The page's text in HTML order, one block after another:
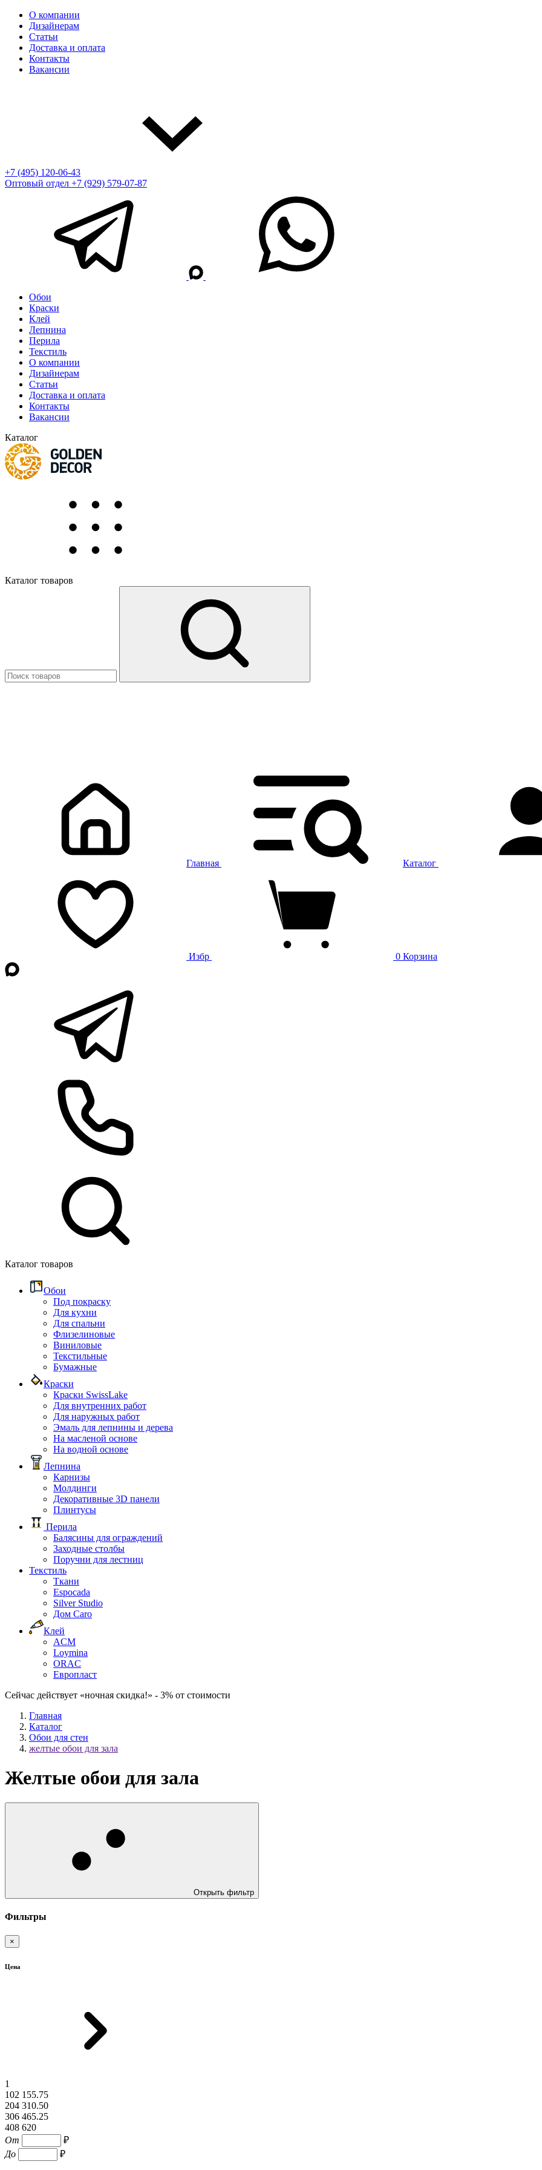
О компании
Дизайнерам
Статьи
Доставка и оплата
Контакты
Вакансии
+7 (495) 120-06-43
Оптовый отдел +7 (929) 579-07-87
Обои
Краски
Клей
Лепнина
Перила
Текстиль
О компании
Дизайнерам
Статьи
Доставка и оплата
Контакты
Вакансии
Каталог
Каталог товаров
Главная Каталог
Избр 0 Корзина
Каталог товаров
Обои
Под покраску
Для кухни
Для спальни
Флизелиновые
Виниловые
Текстильные
Бумажные
Краски
Краски SwissLake
Для внутренних работ
Для наружных работ
Эмаль для лепнины и дерева
На масленой основе
На водной основе
Лепнина
Карнизы
Молдинги
Декоративные 3D панели
Плинтусы
Перила
Балясины для ограждений
Заходные столбы
Поручни для лестниц
Текстиль
Ткани
Espocada
Silver Studio
Дом Caro
Клей
ACM
Loymina
ORAC
Европласт
Сейчас действует «ночная скидка!» - 3% от стоимости
Главная
Каталог
Обои для стен
желтые обои для зала
Желтые обои для зала
Открыть фильтр
Фильтры
×
Цена
1
102 155.75
204 310.50
306 465.25
408 620
От
₽
До
₽